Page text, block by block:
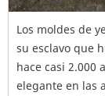
Los moldes de
su esclavo que
hace casi 2.000
elegante en las